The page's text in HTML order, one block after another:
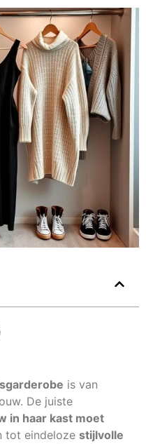
is van
De juiste
in haar kast moet
tot eindeloze stijlvolle